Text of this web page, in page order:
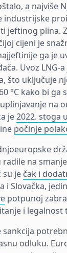
a najviše
industrijske
jeftinog plina.
cijeni je
ga je
Uvoz LNG-
što uključuje
°C kako bi ga
na
je2022. stoga
počinje
na
su je čak i
i Slovačka,
potpunoj
i legalnost
sankcija
odluku.